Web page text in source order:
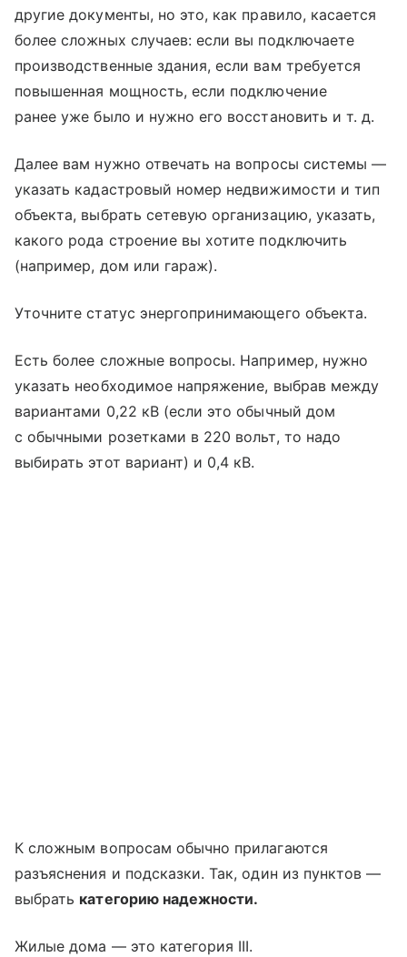
другие документы, но это, как правило, касается
более сложных случаев: если вы подключаете
производственные здания, если вам требуется
повышенная мощность, если подключение
ранее уже было и нужно его восстановить и т. д.
Далее вам нужно отвечать на вопросы системы —
указать кадастровый номер недвижимости и тип
объекта, выбрать сетевую организацию, указать,
какого рода строение вы хотите подключить
(например, дом или гараж).
Уточните статус энергопринимающего объекта.
Есть более сложные вопросы. Например, нужно
указать необходимое напряжение, выбрав между
вариантами 0,22 кВ (если это обычный дом
с обычными розетками в 220 вольт, то надо
выбирать этот вариант) и 0,4 кВ.
К сложным вопросам обычно прилагаются
разъяснения и подсказки. Так, один из пунктов —
выбрать категорию надежности.
Жилые дома — это категория III.